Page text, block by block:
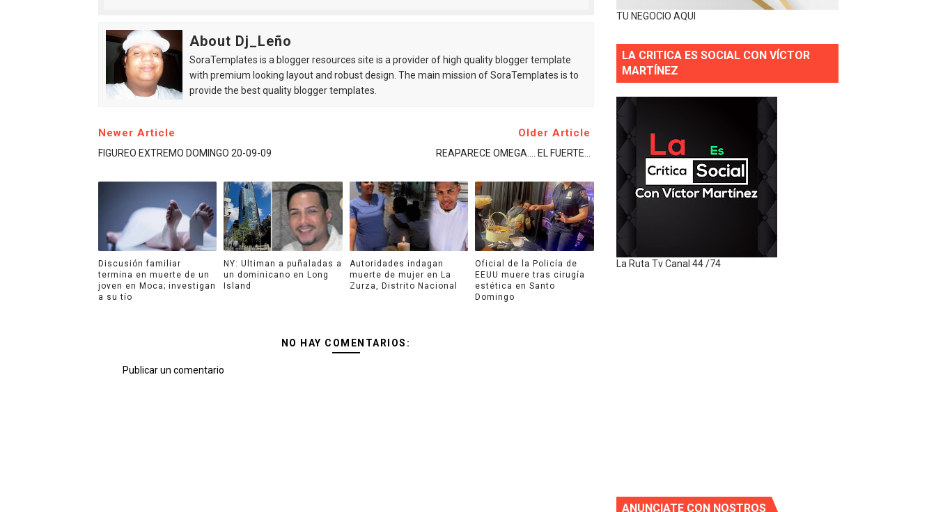
About Dj_Leño
SoraTemplates is a blogger resources site is a provider of high quality blogger template
with premium looking layout and robust design. The main mission of SoraTemplates is to
provide the best quality blogger templates.
Newer Article
FIGUREO EXTREMO DOMINGO 20-09-09
Older Article
REAPARECE OMEGA.... EL FUERTE...
Discusión familiar
termina en muerte de un
joven en Moca; investigan
a su tío
NY: Ultiman a puñaladas a
un dominicano en Long
Island
Autoridades indagan
muerte de mujer en La
Zurza, Distrito Nacional
Oficial de la Policía de
EEUU muere tras cirugía
estética en Santo
Domingo
NO HAY COMENTARIOS:
Publicar un comentario
TU NEGOCIO AQUI
LA CRITICA ES SOCIAL CON VÍCTOR
MARTÍNEZ
La Ruta Tv Canal 44 /74
ANUNCIATE CON NOSTROS